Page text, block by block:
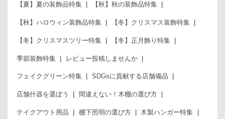
【夏】夏の装飾品特集 【秋】秋の装飾品特集
【秋】ハロウィン装飾品特集 【冬】クリスマス装飾特集
【冬】クリスマスツリー特集 【冬】正月飾り特集
季節装飾特集 レビュー投稿しませんか
フェイクグリーン特集 SDGsに貢献する店舗備品
店舗什器を選ぼう 間違えない！木棚の選び方
テイクアウト用品 棚下照明の選び方 木製ハンガー特集